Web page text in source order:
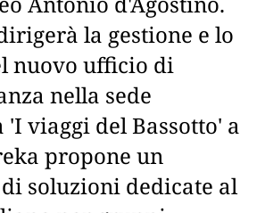
la gestione e lo
nuovo ufficio di
nella sede
'I viaggi del Bassotto' a
propone un
soluzioni dedicate al